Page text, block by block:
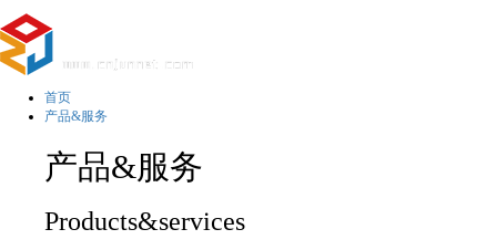
首页
产品&服务
产品&服务
Products&services